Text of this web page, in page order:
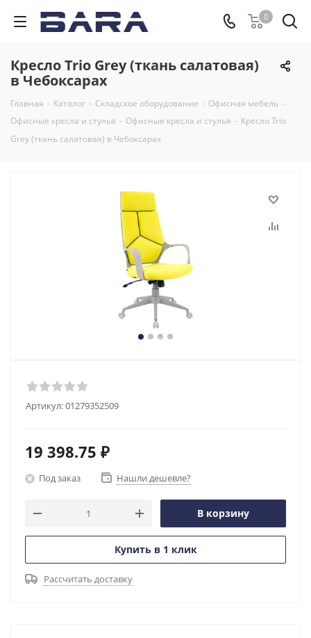
0
Кресло Trio Grey (ткань салатовая)
в Чебоксарах
Главная - Каталог - Складское оборудование - Офисная мебель -
Офисные кресла и стулья - Офисные кресла и стулья - Кресло Trio
Grey (ткань салатовая) в Чебоксарах
Артикул:01279352509
19 398.75 ₽
Под заказ Нашли дешевле?
В корзину
Купить в 1 клик
Рассчитать доставку